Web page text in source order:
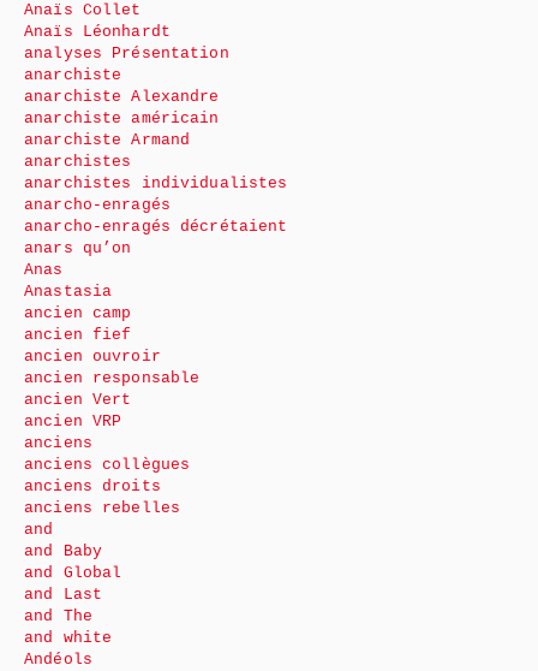
Anaïs Collet
Anaïs Léonhardt
analyses Présentation
anarchiste
anarchiste Alexandre
anarchiste américain
anarchiste Armand
anarchistes
anarchistes individualistes
anarcho-enragés
anarcho-enragés décrétaient
anars qu’on
Anas
Anastasia
ancien camp
ancien fief
ancien ouvroir
ancien responsable
ancien Vert
ancien VRP
anciens
anciens collègues
anciens droits
anciens rebelles
and
and Baby
and Global
and Last
and The
and white
Andéols